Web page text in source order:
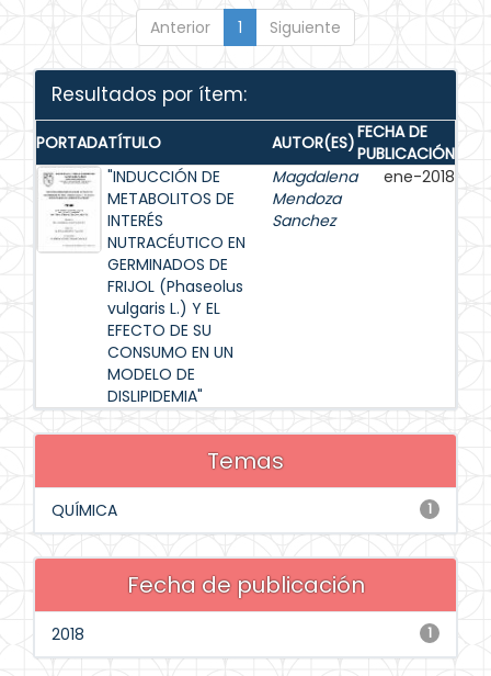
Anterior 1 Siguiente
Resultados por ítem:
PORTADATÍTULO AUTOR(ES)FECHA DE
PUBLICACIÓN
"INDUCCIÓN DE
METABOLITOS DE
INTERÉS
NUTRACÉUTICO EN
GERMINADOS DE
FRIJOL (Phaseolus
vulgaris L.) Y EL
EFECTO DE SU
CONSUMO EN UN
MODELO DE
DISLIPIDEMIA"
Magdalena
Mendoza
Sanchez
ene-2018
Temas
1
QUÍMICA
Fecha de publicación
1
2018